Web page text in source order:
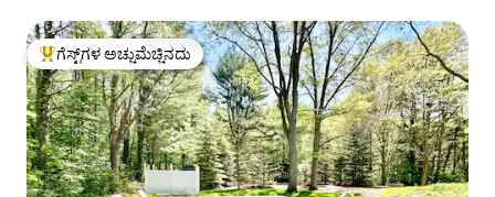
ಗೆಸ್ಟ್‌ಗಳಿಗೆ ಅತಿ ಹೆಚ್ಚು ಅಚ್ಚುಮೆಚ್ಚಿನದು
ಗೆಸ್ಟ್‌ಗಳ ಅಚ್ಚುಮೆಚ್ಚಿನದು